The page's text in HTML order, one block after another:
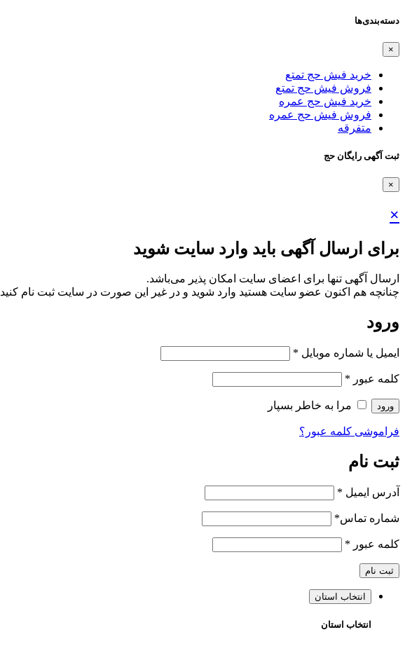
دسته‌بندی‌ها
×
خرید فیش حج تمتع
فروش فیش حج تمتع
خرید فیش حج عمره
فروش فیش حج عمره
متفرقه
ثبت آگهی رایگان حج
×
×
برای ارسال آگهی باید وارد سایت شوید
ارسال آگهی تنها برای اعضای سایت امکان پذیر می‌باشد.
چنانچه هم‌ اکنون عضو سایت هستید وارد شوید و در غیر این صورت در سایت ثبت نام کنید
ورود
ایمیل یا شماره موبایل *
کلمه عبور *
ورود مرا به خاطر بسپار
فراموشی کلمه عبور؟
ثبت نام
آدرس ایمیل *
شماره تماس*
کلمه عبور *
ثبت نام
انتخاب استان
انتخاب استان